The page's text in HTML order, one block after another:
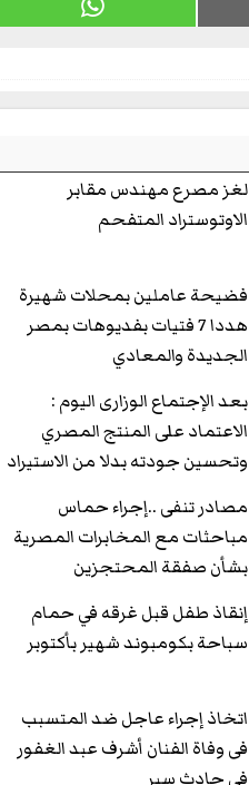
لغز مصرع مهندس مقابر
الاوتوستراد المتفحم
فضيحة عاملين بمحلات شهيرة
هددا 7 فتيات بفديوهات بمصر
الجديدة والمعادي
بعد الإجتماع الوزارى اليوم :
الاعتماد على المنتج المصري
وتحسين جودته بدلا من الاستيراد
مصادر تنفى ..إجراء حماس
مباحثات مع المخابرات المصرية
بشأن صفقة المحتجزين
إنقاذ طفل قبل غرقه في حمام
سباحة بكومبوند شهير بأكتوبر
اتخاذ إجراء عاجل ضد المتسبب
فى وفاة الفنان أشرف عبد الغفور
فى حادث سير